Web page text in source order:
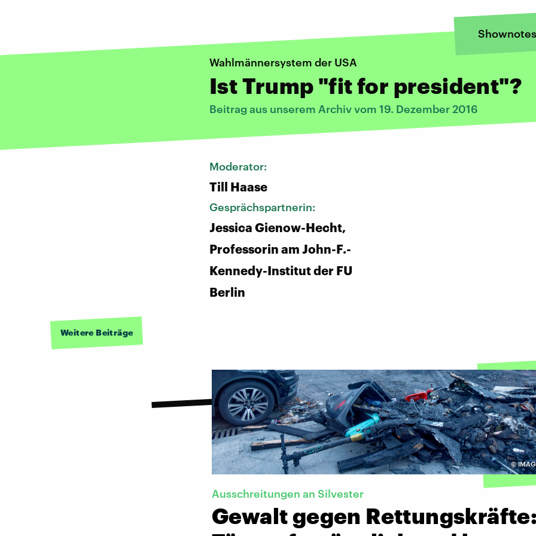
Shownotes
Wahlmännersystem der USA
Ist Trump "fit for president"?
Beitrag aus unserem Archiv vom 19. Dezember 2016
Moderator:
Till Haase
Gesprächspartnerin:
Jessica Gienow-Hecht,
Professorin am John-F.-
Kennedy-Institut der FU
Berlin
Weitere Beiträge
©
Ausschreitungen an Silvester
Gewalt gegen